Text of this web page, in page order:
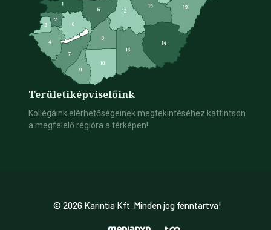
Területiképviselőink
Kollégáink elérhetőségeinek megtekintéséhez kattintson
a megfelelő régióra a térképen!
© 2026 Karintia Kft. Minden jog fenntartva!